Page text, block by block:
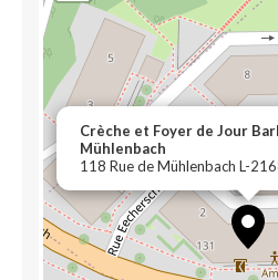
Crèche et Foyer de Jour
Mühlenbach
118 Rue de Mühlenbach L-